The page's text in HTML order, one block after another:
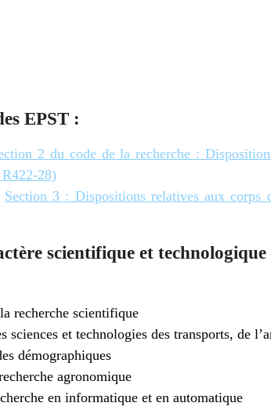
EPST :
2 du code de la recherche :
28)
Section 3 : Dispositions relatives aux corps
scientifique et technologique
recherche scientifique
sciences et technologies des transports, de
démographiques
agronomique
en informatique et en automatique